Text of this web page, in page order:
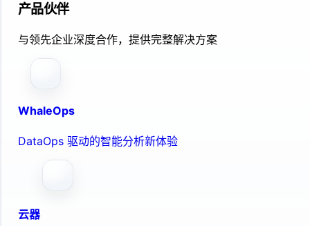
产品伙伴
与领先企业深度合作，提供完整解决方案
WhaleOps
DataOps 驱动的智能分析新体验
云器